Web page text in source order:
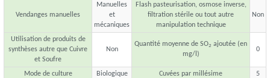
Vendanges manuelles
Manuelles
et
mécaniques
Flash pasteurisation, osmose inverse,
filtration stérile ou tout autre
manipulation technique
Non
Utilisation de produits de
synthèses autre que Cuivre
et Soufre
Non
Quantité moyenne de SO2 ajoutée (en
mg/l)
0
Mode de culture Biologique Cuvées par millésime 5